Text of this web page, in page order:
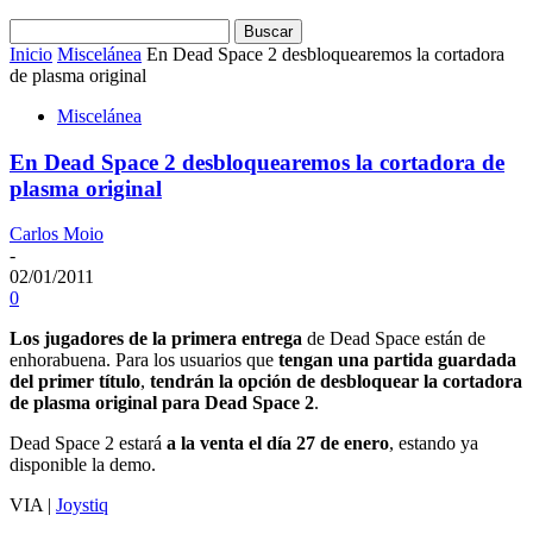
Inicio Miscelánea En Dead Space 2 desbloquearemos la cortadora
de plasma original
Miscelánea
En Dead Space 2 desbloquearemos la cortadora de
plasma original
Carlos Moio
-
02/01/2011
0
Los jugadores de la primera entrega de Dead Space están de
enhorabuena. Para los usuarios que tengan una partida guardada
del primer título, tendrán la opción de desbloquear la cortadora
de plasma original para Dead Space 2.
Dead Space 2 estará a la venta el día 27 de enero, estando ya
disponible la demo.
VIA | Joystiq